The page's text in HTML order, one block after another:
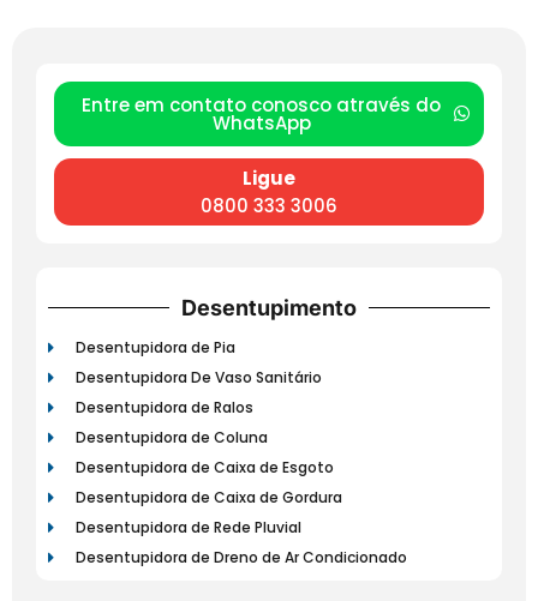
Entre em contato conosco através do
WhatsApp
Ligue
0800 333 3006
Desentupimento
Desentupidora de Pia
Desentupidora De Vaso Sanitário
Desentupidora de Ralos
Desentupidora de Coluna
Desentupidora de Caixa de Esgoto
Desentupidora de Caixa de Gordura
Desentupidora de Rede Pluvial
Desentupidora de Dreno de Ar Condicionado